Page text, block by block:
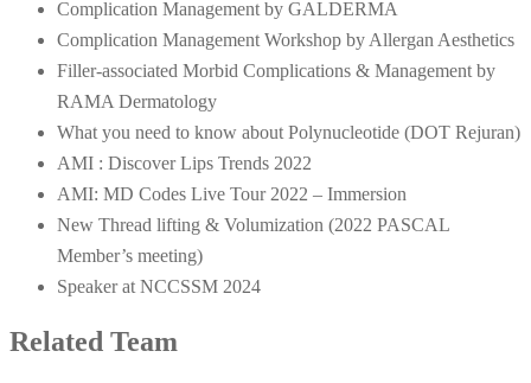
Complication Management by GALDERMA
Complication Management Workshop by Allergan Aesthetics
Filler-associated Morbid Complications & Management by
RAMA Dermatology
What you need to know about Polynucleotide (DOT Rejuran)
AMI : Discover Lips Trends 2022
AMI: MD Codes Live Tour 2022 – Immersion
New Thread lifting & Volumization (2022 PASCAL
Member’s meeting)
Speaker at NCCSSM 2024
Related Team